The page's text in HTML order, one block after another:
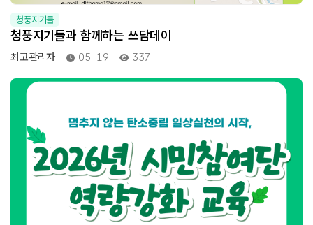
청풍지기들
청풍지기들과 함께하는 쓰담데이
최고관리자 05-19 337